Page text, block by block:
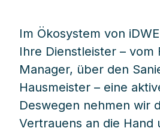
Im Ökosystem von
Ihre Dienstleister – vom
Manager, über den
Hausmeister – eine
Deswegen nehmen wir
Vertrauens an die Hand